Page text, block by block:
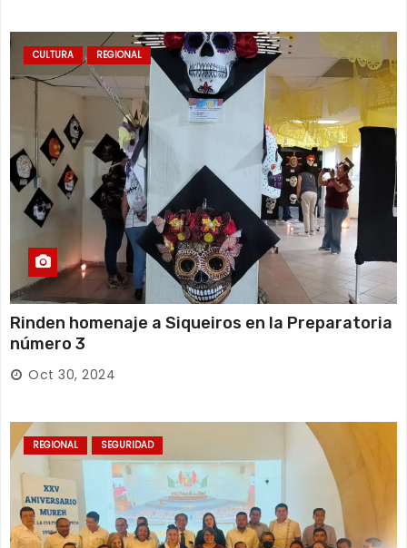
CULTURA REGIONAL
Rinden homenaje a Siqueiros en la Preparatoria
número 3
Oct 30, 2024
REGIONAL SEGURIDAD